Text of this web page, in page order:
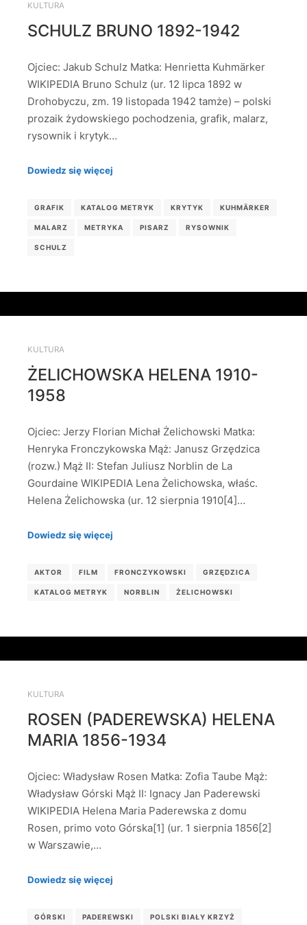
KULTURA
SCHULZ BRUNO 1892-1942
Ojciec: Jakub Schulz Matka: Henrietta Kuhmärker
WIKIPEDIA Bruno Schulz (ur. 12 lipca 1892 w
Drohobyczu, zm. 19 listopada 1942 tamże) – polski
prozaik żydowskiego pochodzenia, grafik, malarz,
rysownik i krytyk…
Dowiedz się więcej
GRAFIK KATALOG METRYK KRYTYK KUHMÄRKER
MALARZ METRYKA PISARZ RYSOWNIK
SCHULZ
KULTURA
ŻELICHOWSKA HELENA 1910-
1958
Ojciec: Jerzy Florian Michał Żelichowski Matka:
Henryka Fronczykowska Mąż: Janusz Grzędzica
(rozw.) Mąż II: Stefan Juliusz Norblin de La
Gourdaine WIKIPEDIA Lena Żelichowska, właśc.
Helena Żelichowska (ur. 12 sierpnia 1910[4]…
Dowiedz się więcej
AKTOR FILM FRONCZYKOWSKI GRZĘDZICA
KATALOG METRYK NORBLIN ŻELICHOWSKI
KULTURA
ROSEN (PADEREWSKA) HELENA
MARIA 1856-1934
Ojciec: Władysław Rosen Matka: Zofia Taube Mąż:
Władysław Górski Mąż II: Ignacy Jan Paderewski
WIKIPEDIA Helena Maria Paderewska z domu
Rosen, primo voto Górska[1] (ur. 1 sierpnia 1856[2]
w Warszawie,…
Dowiedz się więcej
GÓRSKI PADEREWSKI POLSKI BIAŁY KRZYŻ